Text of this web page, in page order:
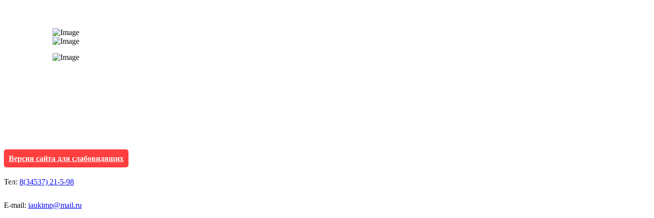
Версия сайта для слабовидящих
Тел: 8(34537) 21-5-98
E-mail: iaukimp@mail.ru